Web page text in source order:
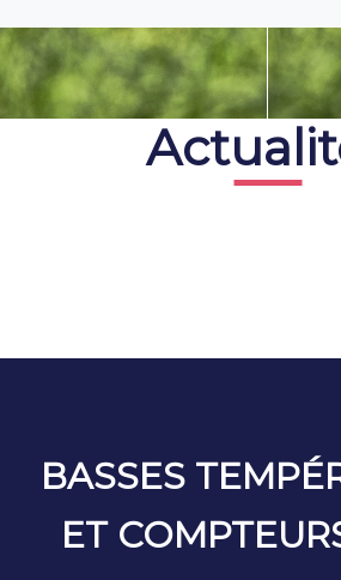
BASSES
ET